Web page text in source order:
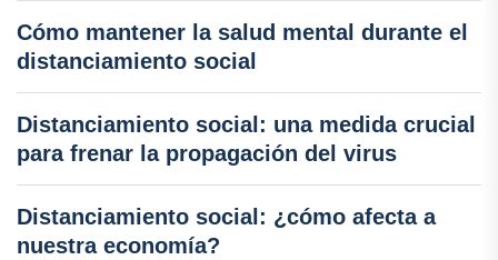
Cómo mantener la salud mental durante el
distanciamiento social
Distanciamiento social: una medida crucial
para frenar la propagación del virus
Distanciamiento social: ¿cómo afecta a
nuestra economía?